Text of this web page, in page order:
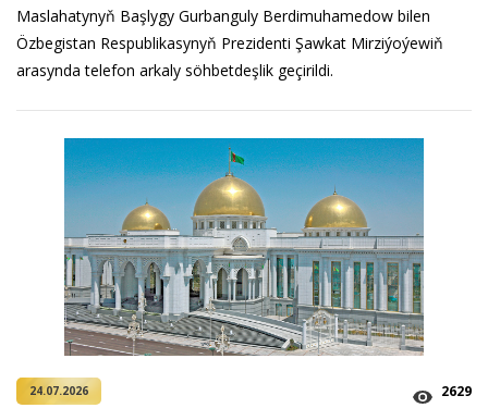
Maslahatynyň Başlygy Gurbanguly Berdimuhamedow bilen
Özbegistan Respublikasynyň Prezidenti Şawkat Mirziýoýewiň
arasynda telefon arkaly söhbetdeşlik geçirildi.
24.07.2026 2629